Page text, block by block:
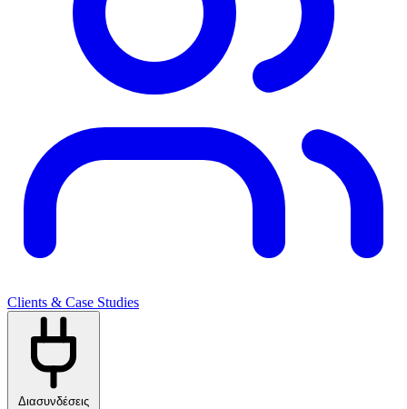
Clients & Case Studies
Διασυνδέσεις